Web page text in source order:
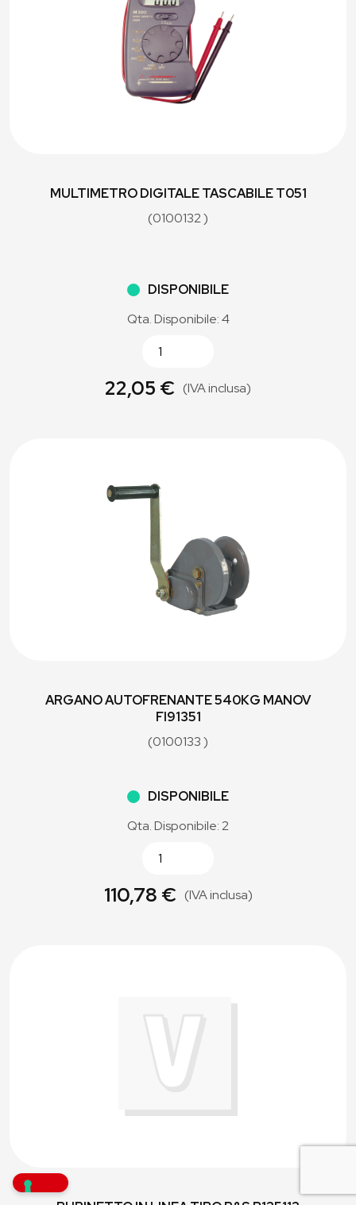
MULTIMETRO DIGITALE TASCABILE T051
(0100132 )
DISPONIBILE
Qta. Disponibile: 4
22,05 € (IVA inclusa)
ARGANO AUTOFRENANTE 540KG MANOV
FI91351
(0100133 )
DISPONIBILE
Qta. Disponibile: 2
110,78 € (IVA inclusa)